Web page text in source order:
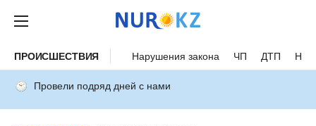
ПРОИСШЕСТВИЯ Нарушения закона ЧП ДТП
Провели подряд дней с нами